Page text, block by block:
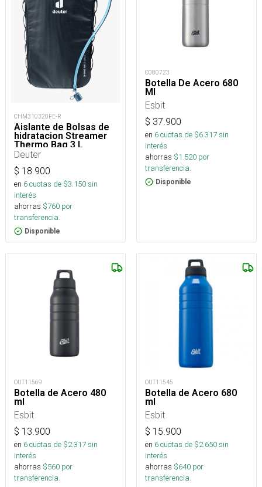
CHM310320FE-R
Aislante de Bolsas de
hidratacion Streamer
Thermo Bag 3 L
Deuter
$ 18.900
en 6cuotas de $3.150sin
interés
ahorras $760 por
transferencia.
Disponible
C080723
Botella De Acero 680
Ml
Esbit
$ 37.900
en 6cuotas de $6.317sin
interés
ahorras $1.520 por
transferencia.
Disponible
OUT11569
Botella de Acero 480
ml
Esbit
$ 13.900
en 6cuotas de $2.317sin
interés
ahorras $560 por
transferencia.
OUT11545
Botella de Acero 680
ml
Esbit
$ 15.900
en 6cuotas de $2.650sin
interés
ahorras $640 por
transferencia.